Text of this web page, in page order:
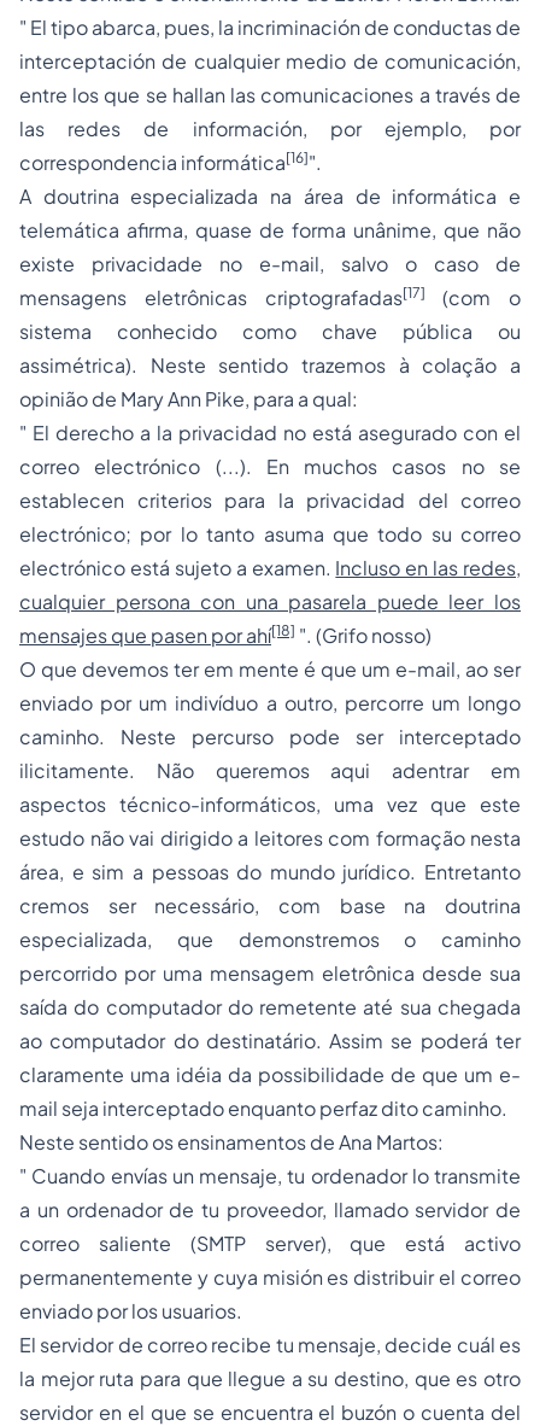
" El tipo abarca, pues, la incriminación de conductas de
interceptación de cualquier medio de comunicación,
entre los que se hallan las comunicaciones a través de
las redes de información, por ejemplo, por
correspondencia informática[16]".
A doutrina especializada na área de informática e
telemática afirma, quase de forma unânime, que não
existe privacidade no e-mail, salvo o caso de
mensagens eletrônicas criptografadas[17]
(com o
sistema conhecido como chave pública ou
assimétrica). Neste sentido trazemos à colação a
opinião de Mary Ann Pike, para a qual:
" El derecho a la privacidad no está asegurado con el
correo electrónico (...). En muchos casos no se
establecen criterios para la privacidad del correo
electrónico; por lo tanto asuma que todo su correo
electrónico está sujeto a examen. Incluso en las redes,
cualquier persona con una pasarela puede leer los
mensajes que pasen por ahí[18] ". (Grifo nosso)
O que devemos ter em mente é que um e-mail, ao ser
enviado por um indivíduo a outro, percorre um longo
caminho. Neste percurso pode ser interceptado
ilicitamente. Não queremos aqui adentrar em
aspectos técnico-informáticos, uma vez que este
estudo não vai dirigido a leitores com formação nesta
área, e sim a pessoas do mundo jurídico. Entretanto
cremos ser necessário, com base na doutrina
especializada, que demonstremos o caminho
percorrido por uma mensagem eletrônica desde sua
saída do computador do remetente até sua chegada
ao computador do destinatário. Assim se poderá ter
claramente uma idéia da possibilidade de que um e-
mail seja interceptado enquanto perfaz dito caminho.
Neste sentido os ensinamentos de Ana Martos:
" Cuando envías un mensaje, tu ordenador lo transmite
a un ordenador de tu proveedor, llamado servidor de
correo saliente (SMTP server), que está activo
permanentemente y cuya misión es distribuir el correo
enviado por los usuarios.
El servidor de correo recibe tu mensaje, decide cuál es
la mejor ruta para que llegue a su destino, que es otro
servidor en el que se encuentra el buzón o cuenta del